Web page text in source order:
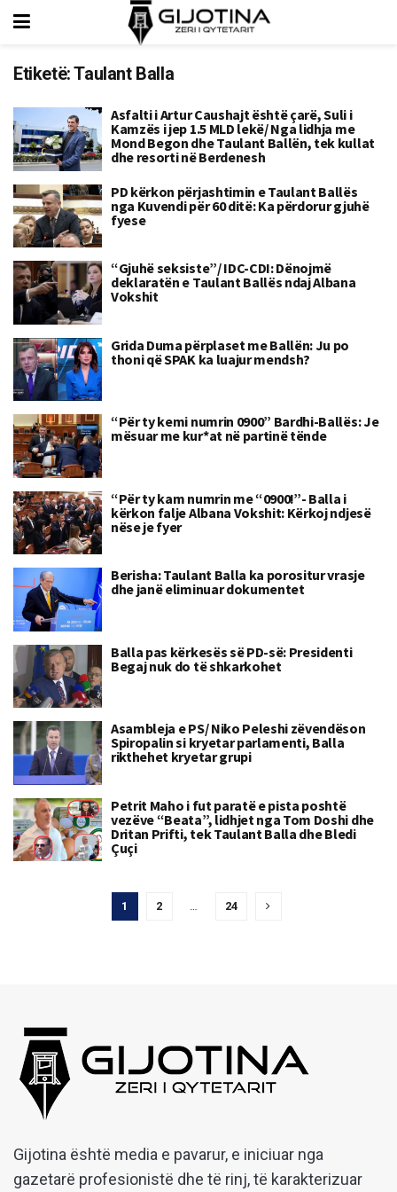
Etiketë:Taulant Balla
Asfalti i Artur Caushajt është çarë, Suli i
Kamzës i jep 1.5 MLD lekë/ Nga lidhja me
Mond Begon dhe Taulant Ballën, tek kullat
dhe resorti në Berdenesh
PD kërkon përjashtimin e Taulant Ballës
nga Kuvendi për 60 ditë: Ka përdorur gjuhë
fyese
“Gjuhë seksiste”/ IDC-CDI: Dënojmë
deklaratën e Taulant Ballës ndaj Albana
Vokshit
Grida Duma përplaset me Ballën: Ju po
thoni që SPAK ka luajur mendsh?
“Për ty kemi numrin 0900” Bardhi-Ballës: Je
mësuar me kur*at në partinë tënde
“Për ty kam numrin me “0900!”- Balla i
kërkon falje Albana Vokshit: Kërkoj ndjesë
nëse je fyer
Berisha: Taulant Balla ka porositur vrasje
dhe janë eliminuar dokumentet
Balla pas kërkesës së PD-së: Presidenti
Begaj nuk do të shkarkohet
Asambleja e PS/ Niko Peleshi zëvendëson
Spiropalin si kryetar parlamenti, Balla
rikthehet kryetar grupi
Petrit Maho i fut paratë e pista poshtë
vezëve “Beata”, lidhjet nga Tom Doshi dhe
Dritan Prifti, tek Taulant Balla dhe Bledi
Çuçi
1 2 … 24
Gijotina është media e pavarur, e iniciuar nga
gazetarë profesionistë dhe të rinj, të karakterizuar